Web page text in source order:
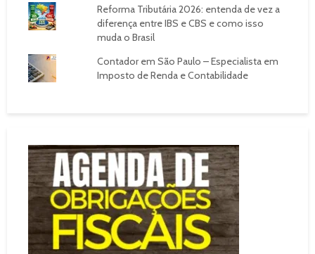
Reforma Tributária 2026: entenda de vez a
diferença entre IBS e CBS e como isso
muda o Brasil
Contador em São Paulo – Especialista em
Imposto de Renda e Contabilidade